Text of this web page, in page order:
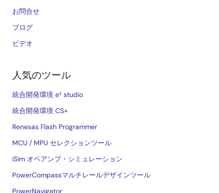
お問合せ
ブログ
ビデオ
人気のツール
統合開発環境 e² studio
統合開発環境 CS+
Renesas Flash Programmer
MCU / MPU セレクションツール
iSim オペアンプ・シミュレーション
PowerCompassマルチレールデザインツール
PowerNavigator